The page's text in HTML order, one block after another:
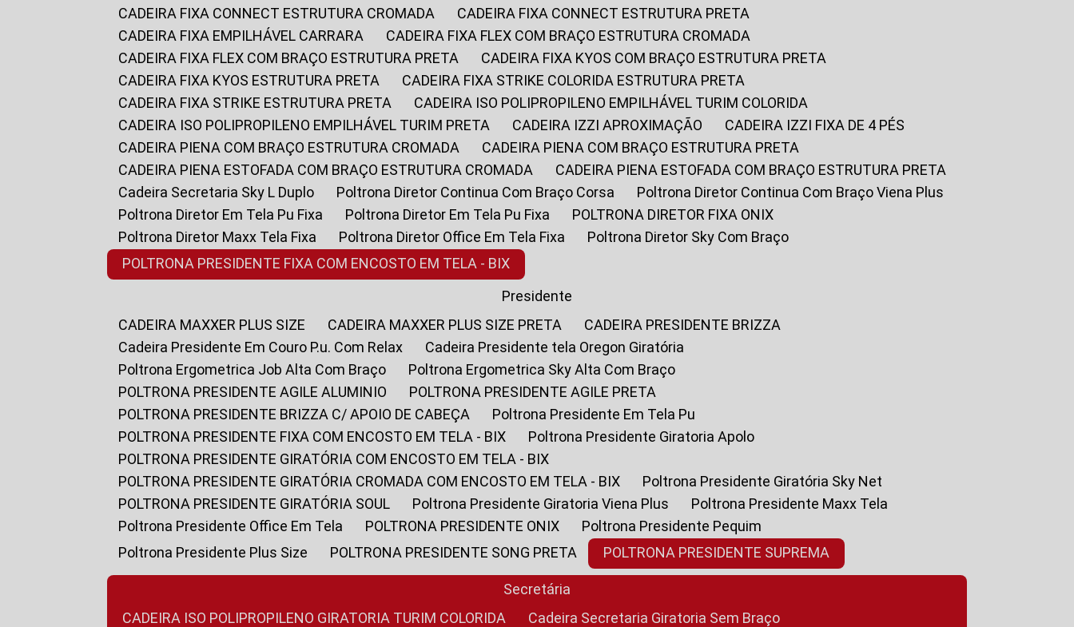
CADEIRA FIXA CONNECT ESTRUTURA CROMADA
CADEIRA FIXA CONNECT ESTRUTURA PRETA
CADEIRA FIXA EMPILHÁVEL CARRARA
CADEIRA FIXA FLEX COM BRAÇO ESTRUTURA CROMADA
CADEIRA FIXA FLEX COM BRAÇO ESTRUTURA PRETA
CADEIRA FIXA KYOS COM BRAÇO ESTRUTURA PRETA
CADEIRA FIXA KYOS ESTRUTURA PRETA
CADEIRA FIXA STRIKE COLORIDA ESTRUTURA PRETA
CADEIRA FIXA STRIKE ESTRUTURA PRETA
CADEIRA ISO POLIPROPILENO EMPILHÁVEL TURIM COLORIDA
CADEIRA ISO POLIPROPILENO EMPILHÁVEL TURIM PRETA
CADEIRA IZZI APROXIMAÇÃO
CADEIRA IZZI FIXA DE 4 PÉS
CADEIRA PIENA COM BRAÇO ESTRUTURA CROMADA
CADEIRA PIENA COM BRAÇO ESTRUTURA PRETA
CADEIRA PIENA ESTOFADA COM BRAÇO ESTRUTURA CROMADA
CADEIRA PIENA ESTOFADA COM BRAÇO ESTRUTURA PRETA
Cadeira Secretaria Sky L Duplo
Poltrona Diretor Continua Com Braço Corsa
Poltrona Diretor Continua Com Braço Viena Plus
Poltrona Diretor Em Tela Pu Fixa
Poltrona Diretor Em Tela Pu Fixa
POLTRONA DIRETOR FIXA ONIX
Poltrona Diretor Maxx Tela Fixa
Poltrona Diretor Office Em Tela Fixa
Poltrona Diretor Sky Com Braço
POLTRONA PRESIDENTE FIXA COM ENCOSTO EM TELA - BIX
Presidente
CADEIRA MAXXER PLUS SIZE
CADEIRA MAXXER PLUS SIZE PRETA
CADEIRA PRESIDENTE BRIZZA
Cadeira Presidente Em Couro P.u. Com Relax
Cadeira Presidente tela Oregon Giratória
Poltrona Ergometrica Job Alta Com Braço
Poltrona Ergometrica Sky Alta Com Braço
POLTRONA PRESIDENTE AGILE ALUMINIO
POLTRONA PRESIDENTE AGILE PRETA
POLTRONA PRESIDENTE BRIZZA C/ APOIO DE CABEÇA
Poltrona Presidente Em Tela Pu
POLTRONA PRESIDENTE FIXA COM ENCOSTO EM TELA - BIX
Poltrona Presidente Giratoria Apolo
POLTRONA PRESIDENTE GIRATÓRIA COM ENCOSTO EM TELA - BIX
POLTRONA PRESIDENTE GIRATÓRIA CROMADA COM ENCOSTO EM TELA - BIX
Poltrona Presidente Giratória Sky Net
POLTRONA PRESIDENTE GIRATÓRIA SOUL
Poltrona Presidente Giratoria Viena Plus
Poltrona Presidente Maxx Tela
Poltrona Presidente Office Em Tela
POLTRONA PRESIDENTE ONIX
Poltrona Presidente Pequim
Poltrona Presidente Plus Size
POLTRONA PRESIDENTE SONG PRETA POLTRONA PRESIDENTE SUPREMA
Secretária
CADEIRA ISO POLIPROPILENO GIRATORIA TURIM COLORIDA
Cadeira Secretaria Giratoria Sem Braço